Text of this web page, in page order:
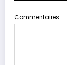
Commentaires